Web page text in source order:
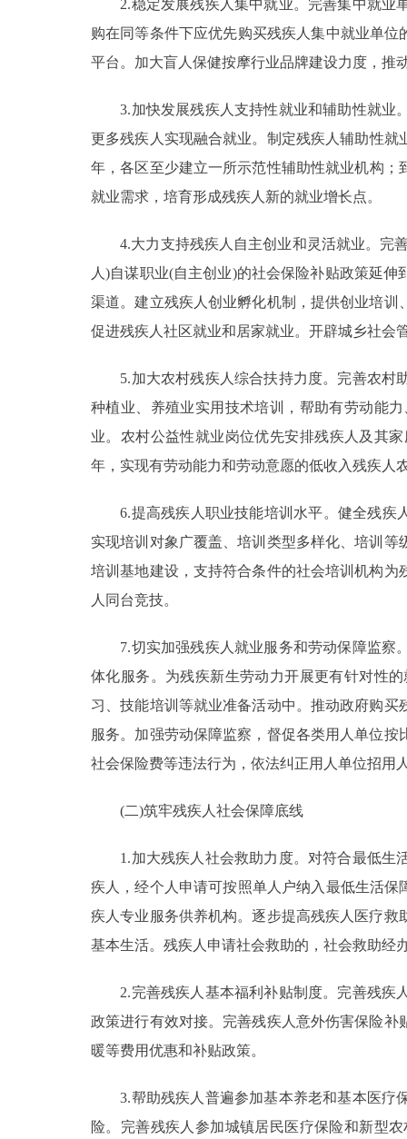
2.稳定发展残疾人集中就业。完善集中就业单
购在同等条件下应优先购买残疾人集中就业单
平台。加大盲人保健按摩行业品牌建设力度，推
3.加快发展残疾人支持性就业和辅助性就业。
更多残疾人实现融合就业。制定残疾人辅助性
年，各区至少建立一所示范性辅助性就业机构
就业需求，培育形成残疾人新的就业增长点。
4.大力支持残疾人自主创业和灵活就业。完善
人)自谋职业(自主创业)的社会保险补贴政策延
渠道。建立残疾人创业孵化机制，提供创业培
促进残疾人社区就业和居家就业。开辟城乡社会
5.加大农村残疾人综合扶持力度。完善农村助
种植业、养殖业实用技术培训，帮助有劳动能
业。农村公益性就业岗位优先安排残疾人及其
年，实现有劳动能力和劳动意愿的低收入残疾人
6.提高残疾人职业技能培训水平。健全残疾人
实现培训对象广覆盖、培训类型多样化、培训
培训基地建设，支持符合条件的社会培训机构
人同台竞技。
7.切实加强残疾人就业服务和劳动保障监察。
体化服务。为残疾新生劳动力开展更有针对性
习、技能培训等就业准备活动中。推动政府购
服务。加强劳动保障监察，督促各类用人单位
社会保险费等违法行为，依法纠正用人单位招用
(二)筑牢残疾人社会保障底线
1.加大残疾人社会救助力度。对符合最低生活
疾人，经个人申请可按照单人户纳入最低生活
疾人专业服务供养机构。逐步提高残疾人医疗
基本生活。残疾人申请社会救助的，社会救助经
2.完善残疾人基本福利补贴制度。完善残疾人
政策进行有效对接。完善残疾人意外伤害保险
暖等费用优惠和补贴政策。
3.帮助残疾人普遍参加基本养老和基本医疗保
险。完善残疾人参加城镇居民医疗保险和新型